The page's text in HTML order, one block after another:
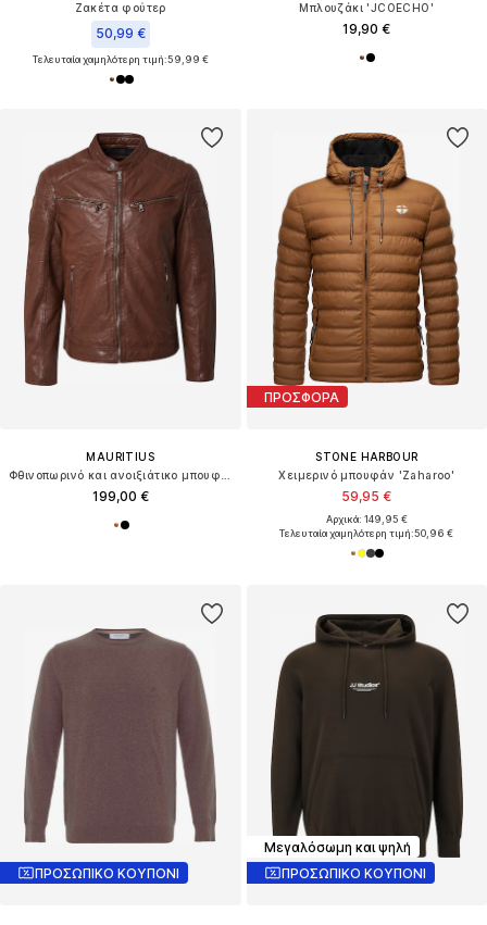
Ζακέτα φούτερ
50,99 €
Τελευταία χαμηλότερη τιμή:59,99 €
Μπλουζάκι 'JCOECHO'
19,90 €
MAURITIUS
199,00 €
ΠΡΟΣΦΟΡΑ
STONE HARBOUR
Χειμερινό μπουφάν 'Zaharoo'
59,95 €
Αρχικά: 149,95 €
Τελευταία χαμηλότερη τιμή:50,96 €
ΠΡΟΣΩΠΙΚΟ ΚΟΥΠΟΝΙ
Μεγαλόσωμη και ψηλή
ΠΡΟΣΩΠΙΚΟ ΚΟΥΠΟΝΙ